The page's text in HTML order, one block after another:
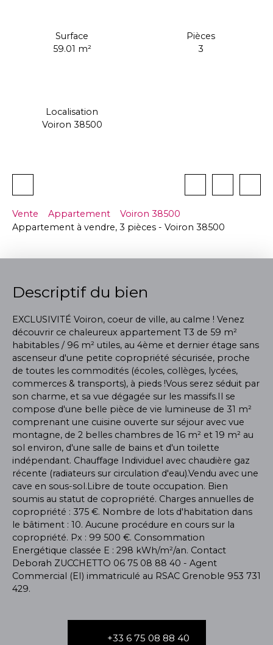
Surface
59.01 m²
Pièces
3
Localisation
Voiron 38500
Vente Appartement
Voiron 38500
Appartement à vendre, 3 pièces - Voiron 38500
Descriptif du bien
EXCLUSIVITÉ Voiron, coeur de ville, au calme ! Venez
découvrir ce chaleureux appartement T3 de 59 m²
habitables / 96 m² utiles, au 4ème et dernier étage sans
ascenseur d'une petite copropriété sécurisée, proche
de toutes les commodités (écoles, collèges, lycées,
commerces & transports), à pieds !Vous serez séduit par
son charme, et sa vue dégagée sur les massifs.Il se
compose d'une belle pièce de vie lumineuse de 31 m²
comprenant une cuisine ouverte sur séjour avec vue
montagne, de 2 belles chambres de 16 m² et 19 m² au
sol environ, d'une salle de bains et d'un toilette
indépendant. Chauffage Individuel avec chaudière gaz
récente (radiateurs sur circulation d'eau).Vendu avec une
cave en sous-sol.Libre de toute occupation. Bien
soumis au statut de copropriété. Charges annuelles de
copropriété : 375 €. Nombre de lots d'habitation dans
le bâtiment : 10. Aucune procédure en cours sur la
copropriété. Px : 99 500 €. Consommation
Energétique classée E : 298 kWh/m²/an. Contact
Deborah ZUCCHETTO 06 75 08 88 40 - Agent
Commercial (EI) immatriculé au RSAC Grenoble 953 731
429.
+33 6 75 08 88 40